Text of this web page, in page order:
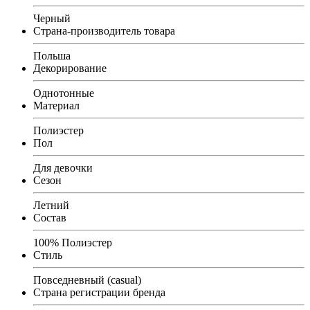
Черный
Страна-производитель товара
Польша
Декорирование
Однотонные
Материал
Полиэстер
Пол
Для девочки
Сезон
Летний
Состав
100% Полиэстер
Стиль
Повседневный (casual)
Страна регистрации бренда